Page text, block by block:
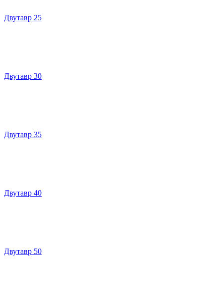
Двутавр 25
Двутавр 30
Двутавр 35
Двутавр 40
Двутавр 50